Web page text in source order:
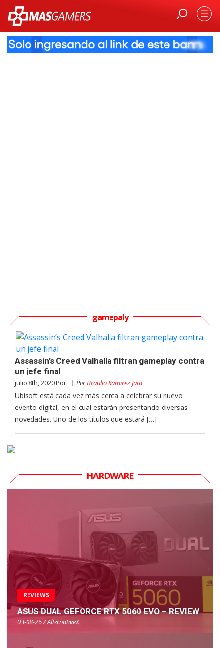
gamepaly
Assassin’s Creed Valhalla filtran gameplay contra
un jefe final
julio 8th, 2020 Por: PorBraulio Ramirez Jara
Ubisoft está cada vez más cerca a celebrar su nuevo
evento digital, en el cual estarán presentando diversas
novedades. Uno de los títulos que estará […]
HARDWARE
REVIEWS
ASUS DUAL GEFORCE RTX 5060 EVO – REVIEW
03-08-26 / AlternativeX